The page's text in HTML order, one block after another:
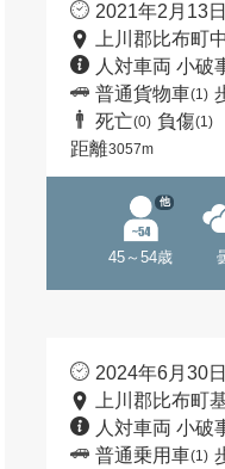
2021年2月13
上川郡比布町
人対車両 小破
普通貨物車(1)
死亡(0) 負傷(1)
距離3057m
45～54歳
他
2024年6月30
上川郡比布町
人対車両 小破
普通乗用車(1)